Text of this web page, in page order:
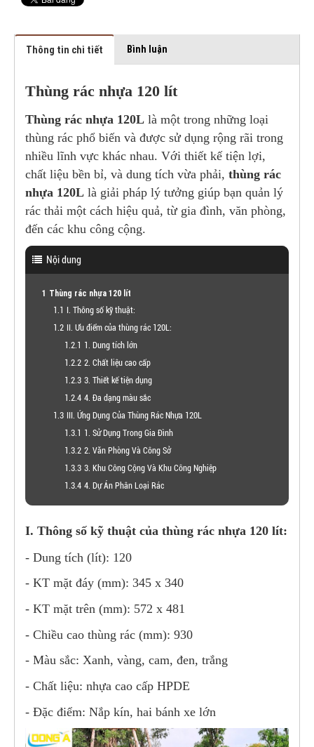
Thông tin chi tiết Bình luận
Thùng rác nhựa 120 lít
Thùng rác nhựa 120L là một trong những loại
thùng rác phổ biến và được sử dụng rộng rãi trong
nhiều lĩnh vực khác nhau. Với thiết kế tiện lợi,
chất liệu bền bỉ, và dung tích vừa phải, thùng rác
nhựa 120L là giải pháp lý tưởng giúp bạn quản lý
rác thải một cách hiệu quả, từ gia đình, văn phòng,
đến các khu công cộng.
Nội dung
Thùng rác nhựa 120 lít
I. Thông số kỹ thuật:
II. Ưu điểm của thùng rác 120L:
1. Dung tích lớn
2. Chất liệu cao cấp
3. Thiết kế tiện dụng
4. Đa dạng màu sắc
III. Ứng Dụng Của Thùng Rác Nhựa 120L
1. Sử Dụng Trong Gia Đình
2. Văn Phòng Và Công Sở
​​​​​​​3. Khu Công Cộng Và Khu Công Nghiệp
4. Dự Án Phân Loại Rác
I. Thông số kỹ thuật của thùng rác nhựa 120 lít:
- Dung tích (lít): 120
- KT mặt đáy (mm): 345 x 340
- KT mặt trên (mm): 572 x 481
- Chiều cao thùng rác (mm): 930
- Màu sắc: Xanh, vàng, cam, đen, trắng
- Chất liệu: nhựa cao cấp HPDE
- Đặc điểm: Nắp kín, hai bánh xe lớn